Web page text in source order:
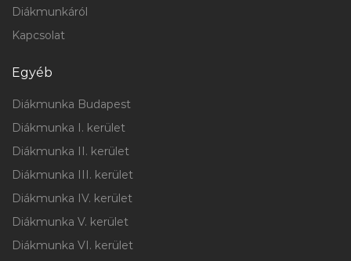
Diákmunkáról
Kapcsolat
Egyéb
Diákmunka Budapest
Diákmunka I. kerület
Diákmunka II. kerület
Diákmunka III. kerület
Diákmunka IV. kerület
Diákmunka V. kerület
Diákmunka VI. kerület